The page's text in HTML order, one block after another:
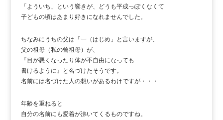
「よういち」という響きが、どうも平成っぽくなくて
子どもの頃はあまり好きになれませんでした。
ちなみにうちの父は「一（はじめ」と言いますが、
父の祖母（私の曾祖母）が、
『目が悪くなったり体が不自由になっても
書けるように』と名づけたそうです。
名前には名づけた人の想いがあるわけですが・・・
年齢を重ねると
自分の名前にも愛着が沸いてくるものですね。